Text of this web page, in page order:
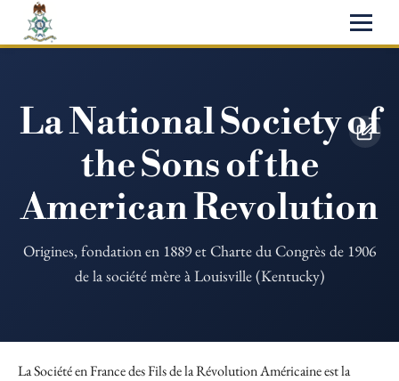
La National Society of
the Sons of the
American Revolution
Origines, fondation en 1889 et Charte du Congrès de 1906
de la société mère à Louisville (Kentucky)
La Société en France des Fils de la Révolution Américaine est la